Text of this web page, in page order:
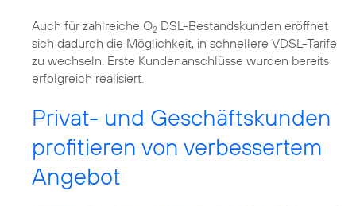
Auch für zahlreiche O2 DSL-Bestandskunden eröffnet
sich dadurch die Möglichkeit, in schnellere VDSL-Tarife
zu wechseln. Erste Kundenanschlüsse wurden bereits
erfolgreich realisiert.
Privat- und Geschäftskunden
profitieren von verbessertem
Angebot